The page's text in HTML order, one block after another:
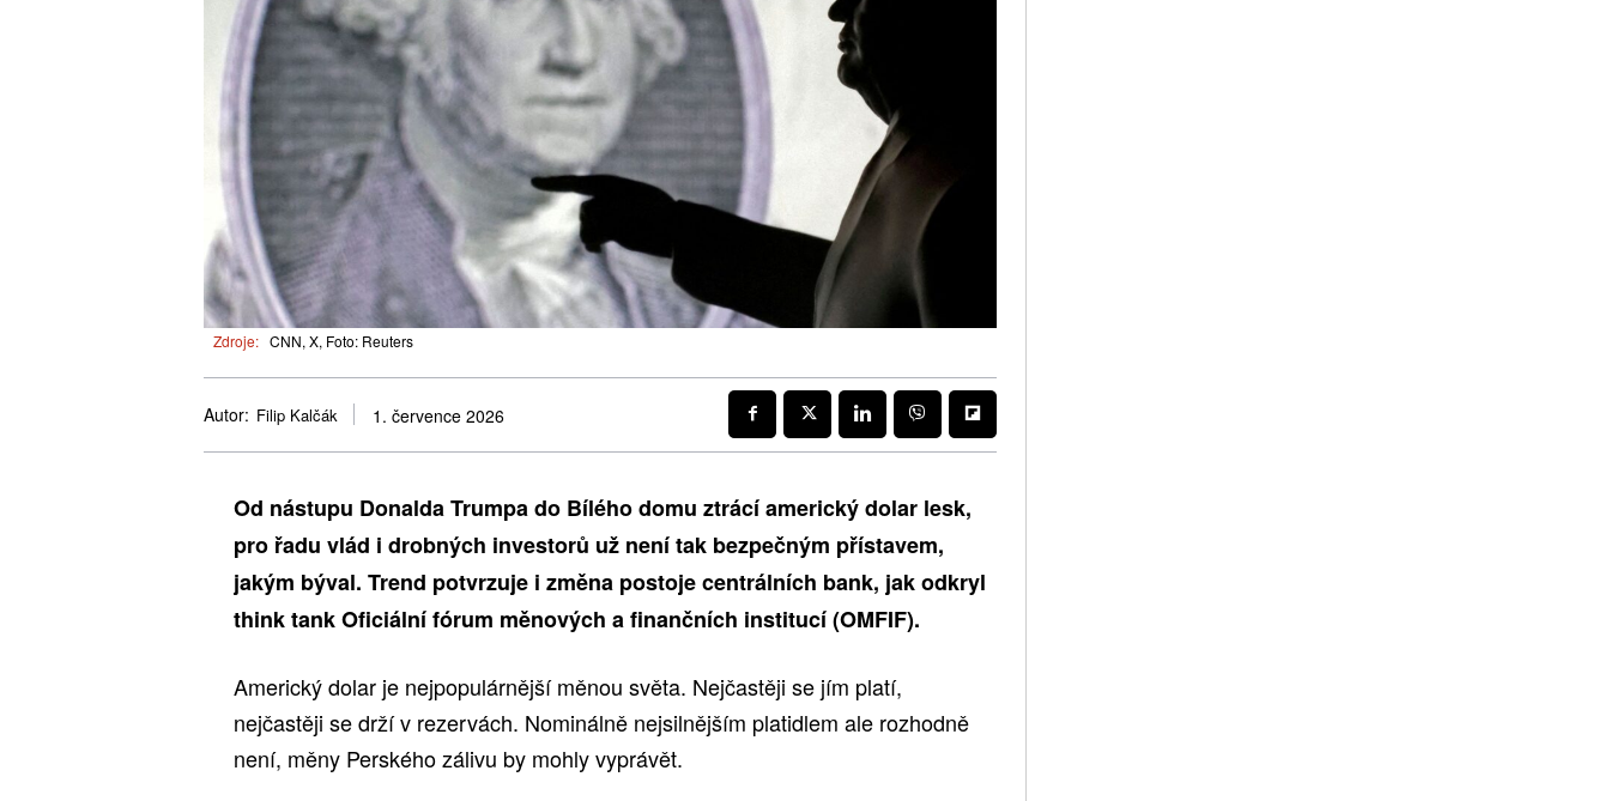
Zdroje: CNN, X, Foto: Reuters
Autor: Filip Kalčák 1. července 2026
Od nástupu Donalda Trumpa do Bílého domu ztrácí americký dolar lesk,
pro řadu vlád i drobných investorů už není tak bezpečným přístavem,
jakým býval. Trend potvrzuje i změna postoje centrálních bank, jak odkryl
think tank Oficiální fórum měnových a finančních institucí (OMFIF).
Americký dolar je nejpopulárnější měnou světa. Nejčastěji se jím platí,
nejčastěji se drží v rezervách. Nominálně nejsilnějším platidlem ale rozhodně
není, měny Perského zálivu by mohly vyprávět.